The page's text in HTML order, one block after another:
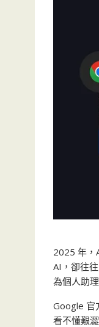
2025 年，
AI，卻往
為個人助
Google 官
看不懂艱